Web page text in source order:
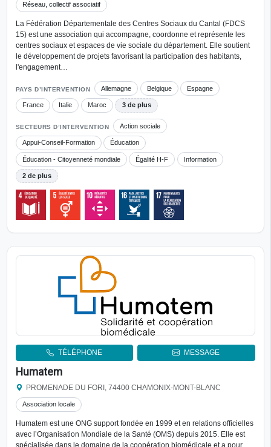
Réseau, collectif associatif
La Fédération Départementale des Centres Sociaux du Cantal (FDCS
15) est une association qui accompagne, coordonne et représente les
centres sociaux et espaces de vie sociale du département. Elle soutient
le développement de projets favorisant la participation des habitants,
l'engagement…
PAYS D’INTERVENTION Allemagne Belgique Espagne
France Italie Maroc 3 de plus
SECTEURS D’INTERVENTION Action sociale
Appui-Conseil-Formation Éducation
Éducation - Citoyenneté mondiale Égalité H-F Information
2 de plus
TÉLÉPHONE MESSAGE
Humatem
PROMENADE DU FORI, 74400 CHAMONIX-MONT-BLANC
Association locale
Humatem est une ONG support fondée en 1999 et en relations officielles
avec l’Organisation Mondiale de la Santé (OMS) depuis 2015. Elle est